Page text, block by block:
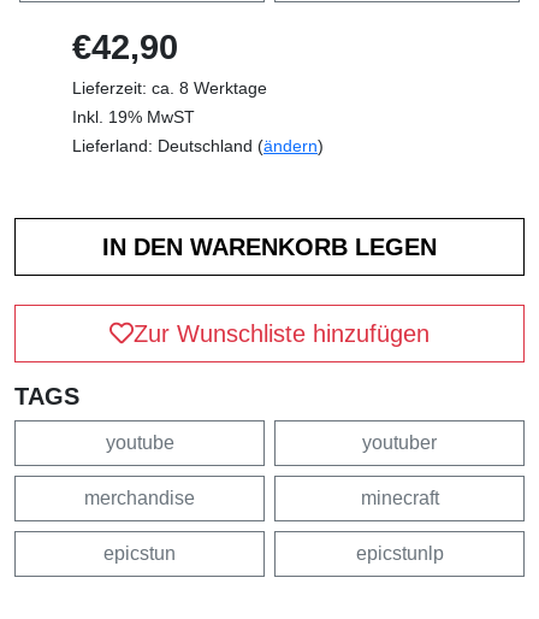
€42,90
Lieferzeit: ca. 8 Werktage
Inkl. 19% MwST
Lieferland: Deutschland (ändern)
Zur Wunschliste hinzufügen
TAGS
youtube youtuber
merchandise minecraft
epicstun epicstunlp